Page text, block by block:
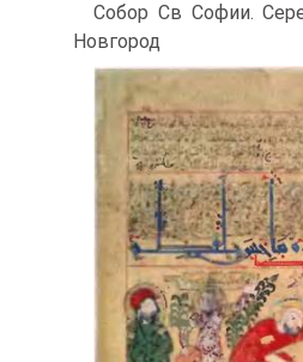
Собор Св Софии.
Новгород